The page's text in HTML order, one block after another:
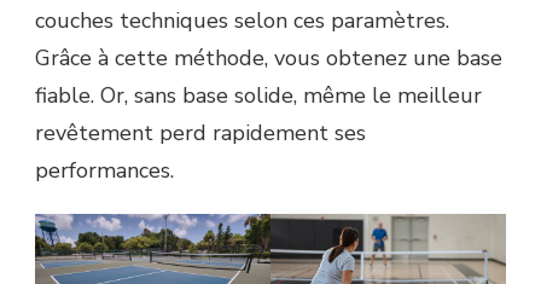
couches techniques selon ces paramètres.
Grâce à cette méthode, vous obtenez une base
fiable. Or, sans base solide, même le meilleur
revêtement perd rapidement ses
performances.